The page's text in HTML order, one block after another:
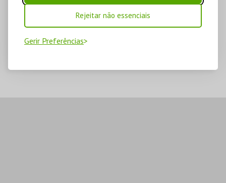
Rejeitar não essenciais
Gerir Preferências